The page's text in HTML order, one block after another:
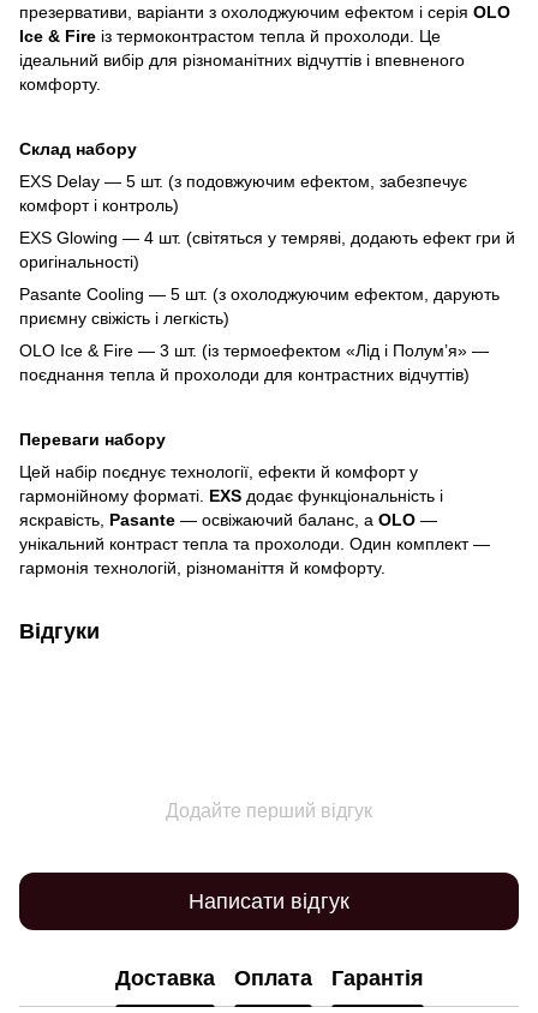
презервативи, варіанти з охолоджуючим ефектом і серія OLO
Ice & Fire із термоконтрастом тепла й прохолоди. Це
ідеальний вибір для різноманітних відчуттів і впевненого
комфорту.
Склад набору
EXS Delay — 5 шт. (з подовжуючим ефектом, забезпечує
комфорт і контроль)
EXS Glowing — 4 шт. (світяться у темряві, додають ефект гри й
оригінальності)
Pasante Cooling — 5 шт. (з охолоджуючим ефектом, дарують
приємну свіжість і легкість)
OLO Ice & Fire — 3 шт. (із термоефектом «Лід і Полум’я» —
поєднання тепла й прохолоди для контрастних відчуттів)
Переваги набору
Цей набір поєднує технології, ефекти й комфорт у
гармонійному форматі. EXS додає функціональність і
яскравість, Pasante — освіжаючий баланс, а OLO —
унікальний контраст тепла та прохолоди. Один комплект —
гармонія технологій, різноманіття й комфорту.
Відгуки
Додайте перший відгук
Написати відгук
Доставка Оплата Гарантія